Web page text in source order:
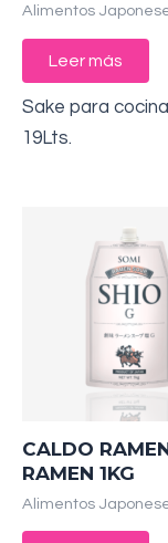
Alimentos
Leer más
Sake para
19Lts.
CALDO
RAMEN 1KG
Alimentos